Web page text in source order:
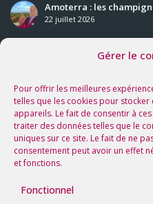
Gérer le
Pour offrir les meilleures
telles que les cookies pour
appareils. Le fait de consentir à
traiter des données telles que le
uniques sur ce site. Le fait de ne
consentement peut avoir un effet
et fonctions.
Fonctionnel
Amoterra : les
22 juillet 2026
Nos prochaines rencontres
Voir tous les événements
Suivez-nous sur les